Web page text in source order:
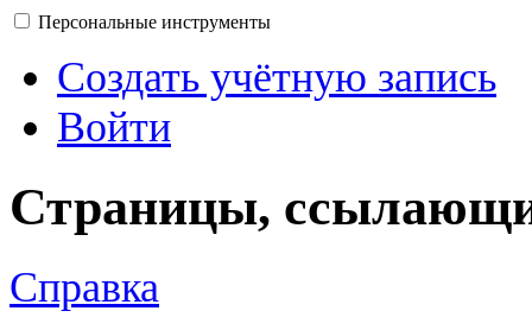
Персональные инструменты
Создать учётную запись
Войти
Страницы,
Справка